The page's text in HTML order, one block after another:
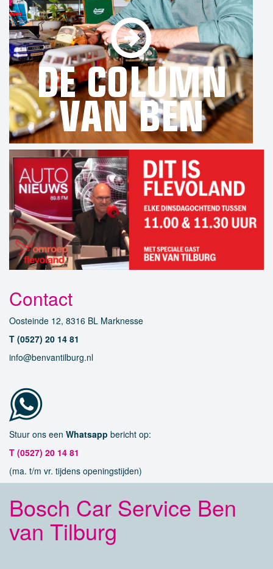
Contact
Oosteinde 12, 8316 BL Marknesse
T (0527) 20 14 81
info@benvantilburg.nl
Stuur ons een Whatsapp bericht op:
T (0527) 20 14 81
(ma. t/m vr. tijdens openingstijden)
Bosch Car Service Ben
van Tilburg